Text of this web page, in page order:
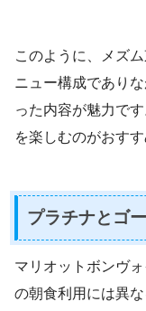
このように、メズ
ニュー構成であり
った内容が魅力で
を楽しむのがおすす
プラチナとゴ
マリオットボンヴ
の朝食利用には異